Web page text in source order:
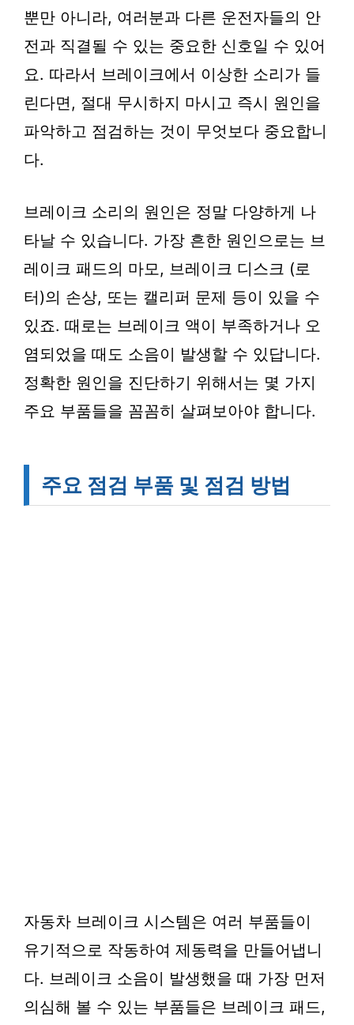
뿐만 아니라, 여러분과 다른 운전자들의 안
전과 직결될 수 있는 중요한 신호일 수 있어
요. 따라서 브레이크에서 이상한 소리가 들
린다면, 절대 무시하지 마시고 즉시 원인을
파악하고 점검하는 것이 무엇보다 중요합니
다.
브레이크 소리의 원인은 정말 다양하게 나
타날 수 있습니다. 가장 흔한 원인으로는 브
레이크 패드의 마모, 브레이크 디스크 (로
터)의 손상, 또는 캘리퍼 문제 등이 있을 수
있죠. 때로는 브레이크 액이 부족하거나 오
염되었을 때도 소음이 발생할 수 있답니다.
정확한 원인을 진단하기 위해서는 몇 가지
주요 부품들을 꼼꼼히 살펴보아야 합니다.
주요 점검 부품 및 점검 방법
자동차 브레이크 시스템은 여러 부품들이
유기적으로 작동하여 제동력을 만들어냅니
다. 브레이크 소음이 발생했을 때 가장 먼저
의심해 볼 수 있는 부품들은 브레이크 패드,